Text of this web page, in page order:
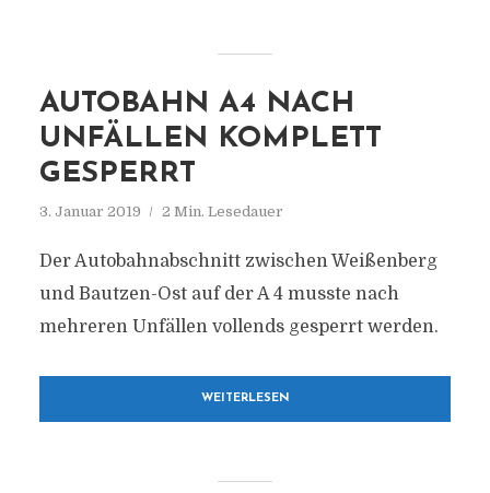
AUTOBAHN A4 NACH
UNFÄLLEN KOMPLETT
GESPERRT
3. Januar 2019 2 Min. Lesedauer
Der Autobahnabschnitt zwischen Weißenberg
und Bautzen-Ost auf der A 4 musste nach
mehreren Unfällen vollends gesperrt werden.
WEITERLESEN